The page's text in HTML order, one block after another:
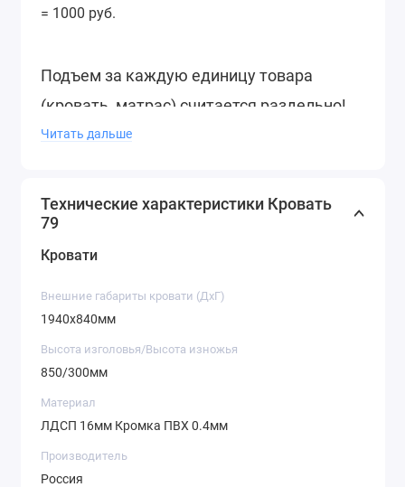
= 1000 руб.
Подъем за каждую единицу товара
(кровать, матрас) считается раздельно!
Читать дальше
Технические характеристики Кровать
79
Кровати
Внешние габариты кровати (ДхГ)
1940х840мм
Высота изголовья/Высота изножья
850/300мм
Материал
ЛДСП 16мм Кромка ПВХ 0.4мм
Производитель
Россия